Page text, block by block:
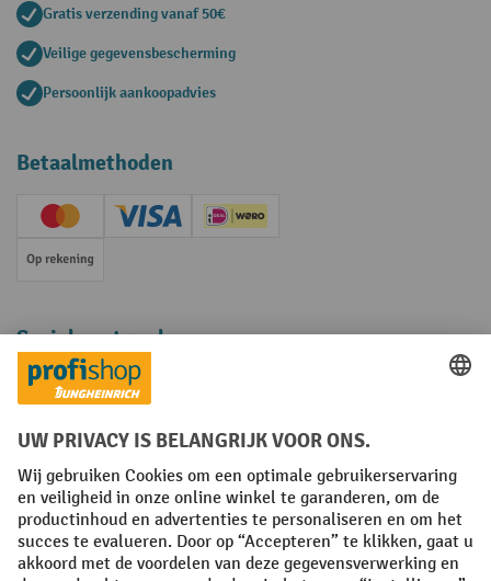
Gratis verzending vanaf 50€
Veilige gegevensbescherming
Persoonlijk aankoopadvies
Betaalmethoden
Creditcard (Master)Creditcard (Visa)iDEAL | Wero
Op rekening
Sociale netwerken
Facebook
YouTube
LinkedInInstagram
Algemene leveringsvoorwaarden Copyright
Privacyverklaring Privacy Instellingen